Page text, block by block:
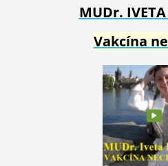
MUDr. IVETA
Vakcína